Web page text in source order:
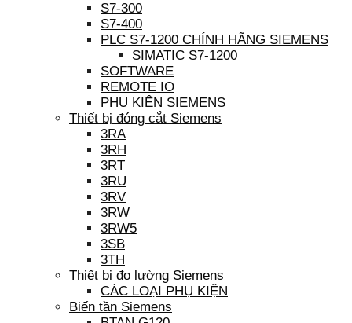
S7-300
S7-400
PLC S7-1200 CHÍNH HÃNG SIEMENS
SIMATIC S7-1200
SOFTWARE
REMOTE IO
PHỤ KIỆN SIEMENS
Thiết bị đóng cắt Siemens
3RA
3RH
3RT
3RU
3RV
3RW
3RW5
3SB
3TH
Thiết bị đo lường Siemens
CÁC LOẠI PHỤ KIỆN
Biến tần Siemens